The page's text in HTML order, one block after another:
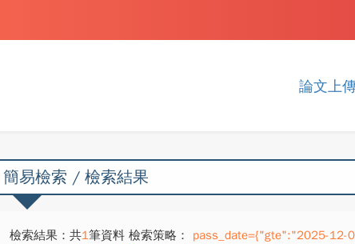
論文上
簡易檢索 / 檢索結果
檢索結果：共1筆資料 檢索策略：
pass_date={"gte":"2025-12-